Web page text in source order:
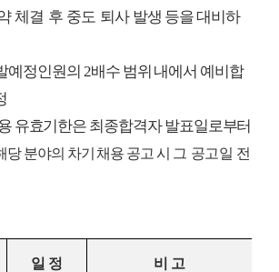
체결 후 중도 퇴사 발생 등을 대비하
예정인원의 2배수 범위 내에서 예비합
유효기한은 최종합격자 발표일로부터
당 분야의 차기 채용 공고 시 그 공고일 전
일 정 비 고